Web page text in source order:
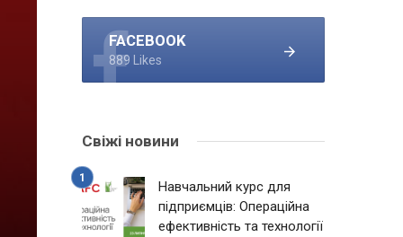
FACEBOOK
889 Likes
Свіжі новини
Навчальний курс для
підприємців: Операційна
ефективність та технології